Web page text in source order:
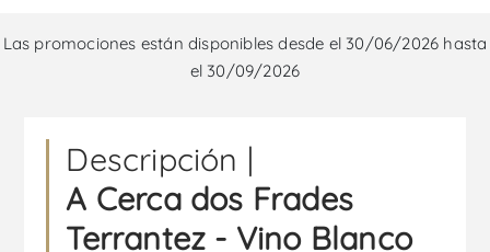
Las promociones están disponibles desde el 30/06/2026 hasta
el 30/09/2026
Descripción |
A Cerca dos Frades
Terrantez - Vino Blanco